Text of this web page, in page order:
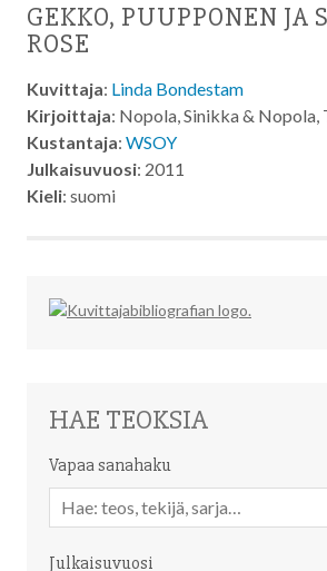
GEKKO, PUUPPONEN JA
ROSE
Kuvittaja: Linda Bondestam
Kirjoittaja: Nopola, Sinikka & Nopola,
Kustantaja: WSOY
Julkaisuvuosi: 2011
Kieli: suomi
HAE TEOKSIA
Vapaa sanahaku
sanahaku
Julkaisuvuosi